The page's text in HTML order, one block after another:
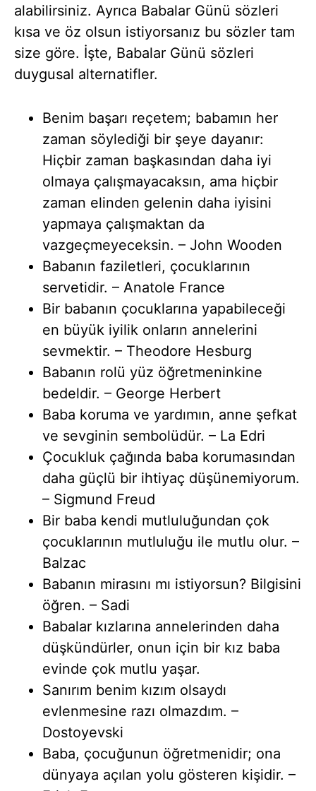
alabilirsiniz. Ayrıca Babalar Günü sözleri
kısa ve öz olsun istiyorsanız bu sözler tam
size göre. İşte, Babalar Günü sözleri
duygusal alternatifler.
Benim başarı reçetem; babamın her
zaman söylediği bir şeye dayanır:
Hiçbir zaman başkasından daha iyi
olmaya çalışmayacaksın, ama hiçbir
zaman elinden gelenin daha iyisini
yapmaya çalışmaktan da
vazgeçmeyeceksin. – John Wooden
Babanın faziletleri, çocuklarının
servetidir. – Anatole France
Bir babanın çocuklarına yapabileceği
en büyük iyilik onların annelerini
sevmektir. – Theodore Hesburg
Babanın rolü yüz öğretmeninkine
bedeldir. – George Herbert
Baba koruma ve yardımın, anne şefkat
ve sevginin sembolüdür. – La Edri
Çocukluk çağında baba korumasından
daha güçlü bir ihtiyaç düşünemiyorum.
– Sigmund Freud
Bir baba kendi mutluluğundan çok
çocuklarının mutluluğu ile mutlu olur. –
Balzac
Babanın mirasını mı istiyorsun? Bilgisini
öğren. – Sadi
Babalar kızlarına annelerinden daha
düşkündürler, onun için bir kız baba
evinde çok mutlu yaşar.
Sanırım benim kızım olsaydı
evlenmesine razı olmazdım. –
Dostoyevski
Baba, çocuğunun öğretmenidir; ona
dünyaya açılan yolu gösteren kişidir. –